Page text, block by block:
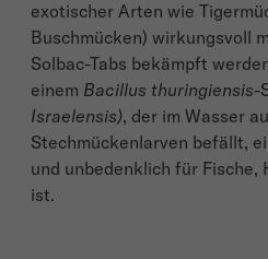
exotischer Arten wie
Buschmücken) wirkungsvoll
Solbac-Tabs bekämpft
einem Bacillus thuringiensis-
Israelensis), der im Wasser
Stechmückenlarven befällt,
und unbedenklich für Fische,
ist.